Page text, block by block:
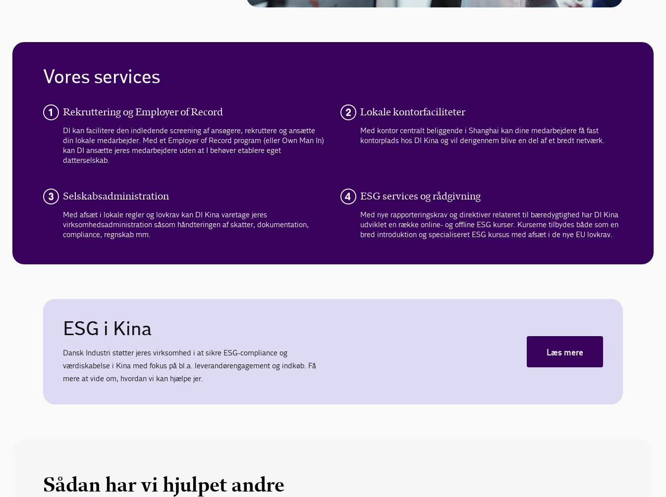
Vores services
Rekruttering og Employer of Record
DI kan facilitere den indledende screening af ansøgere, rekruttere og ansætte
din lokale medarbejder. Med et Employer of Record program (eller Own Man In)
kan DI ansætte jeres medarbejdere uden at I behøver etablere eget
datterselskab.
Lokale kontorfaciliteter
Med kontor centralt beliggende i Shanghai kan dine medarbejdere få fast
kontorplads hos DI Kina og vil derigennem blive en del af et bredt netværk.
Selskabsadministration
Med afsæt i lokale regler og lovkrav kan DI Kina varetage jeres
virksomhedsadministration såsom håndteringen af skatter, dokumentation,
compliance, regnskab mm.
ESG services og rådgivning
Med nye rapporteringskrav og direktiver relateret til bæredygtighed har DI Kina
udviklet en række online- og offline ESG kurser. Kurserne tilbydes både som en
bred introduktion og specialiseret ESG kursus med afsæt i de nye EU lovkrav.
ESG i Kina
Dansk Industri støtter jeres virksomhed i at sikre ESG-compliance og
værdiskabelse i Kina med fokus på bl.a. leverandørengagement og indkøb. Få
mere at vide om, hvordan vi kan hjælpe jer.
Læs mere
Sådan har vi hjulpet andre